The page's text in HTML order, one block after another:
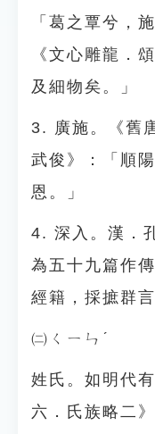
「葛之覃兮，
《文心雕龍．
及細物矣。」
3. 廣施。《舊
武俊》：「順
恩。」
4. 深入。漢．
為五十九篇作
經籍，採摭群
㈡ㄑㄧㄣˊ
姓氏。如明代
六．氏族略二